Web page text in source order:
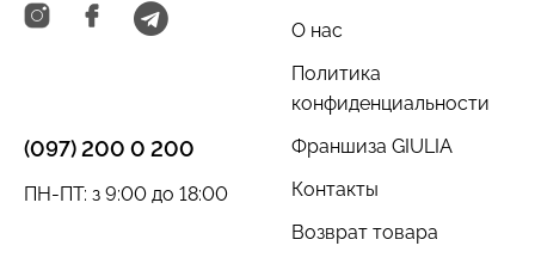
О нас
Политика
конфиденциальности
Франшиза GIULIA
Контакты
Возврат товара
(097) 200 0 200
ПН-ПТ: з 9:00 до 18:00